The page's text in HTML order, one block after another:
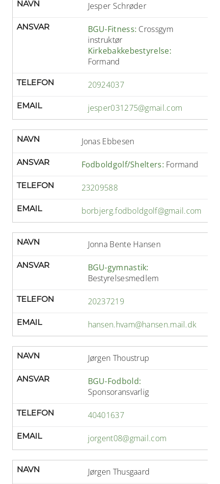
NAVN Jesper Schrøder
ANSVAR BGU-Fitness: Crossgym
instruktør
Kirkebakkebestyrelse:
Formand
TELEFON 20924037
EMAIL jesper031275@gmail.com
NAVN Jonas Ebbesen
ANSVAR Fodboldgolf/Shelters: Formand
TELEFON 23209588
EMAIL borbjerg.fodboldgolf@gmail.com
NAVN Jonna Bente Hansen
ANSVAR
BGU-gymnastik:
Bestyrelsesmedlem
TELEFON 20237219
EMAIL hansen.hvam@hansen.mail.dk
NAVN Jørgen Thoustrup
ANSVAR
BGU-Fodbold:
Sponsoransvarlig
TELEFON 40401637
EMAIL jorgent08@gmail.com
NAVN Jørgen Thusgaard